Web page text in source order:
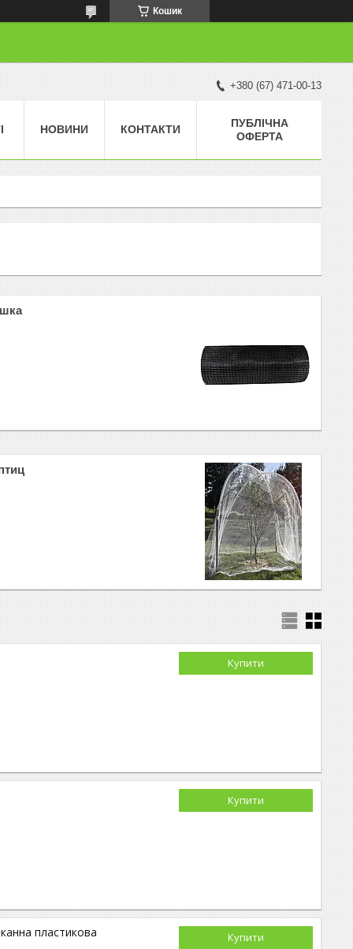
Кошик
+380 (67) 471-00-13
НОВИНИ КОНТАКТИ
ПУБЛІЧНА
ОФЕРТА
Купити
Купити
Купити
пластикова